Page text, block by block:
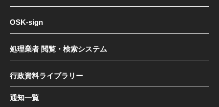
OSK-sign
処理業者 閲覧・検索システム
行政資料ライブラリー
通知一覧